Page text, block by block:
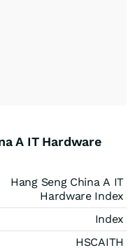
A IT Hardware
Hang Seng China A IT
Hardware Index
Index
HSCAITH